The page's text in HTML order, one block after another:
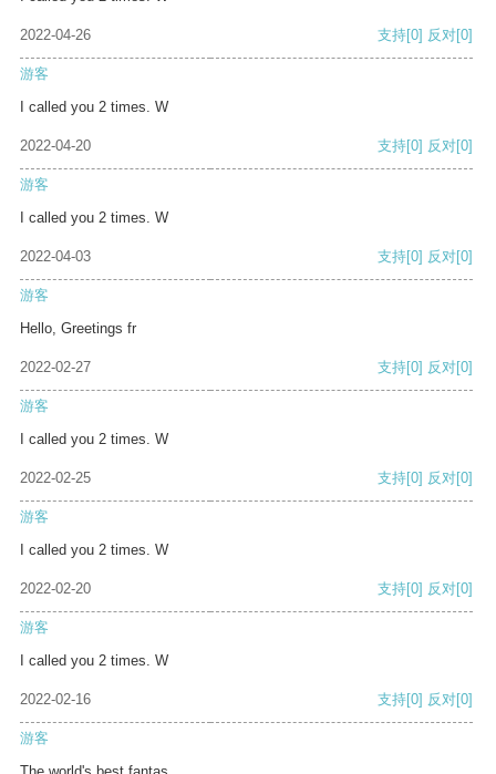
2022-04-26 支持[0] 反对[0]
游客
I called you 2 times. W
2022-04-20 支持[0] 反对[0]
游客
I called you 2 times. W
2022-04-03 支持[0] 反对[0]
游客
Hello, Greetings fr
2022-02-27 支持[0] 反对[0]
游客
I called you 2 times. W
2022-02-25 支持[0] 反对[0]
游客
I called you 2 times. W
2022-02-20 支持[0] 反对[0]
游客
I called you 2 times. W
2022-02-16 支持[0] 反对[0]
游客